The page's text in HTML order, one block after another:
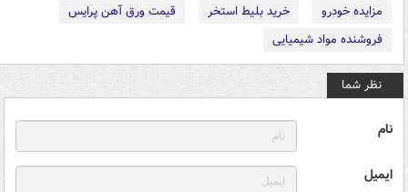
مزایده خودرو
خرید بلیط استخر
قیمت ورق آهن پرایس
فروشنده مواد شیمیایی
نظر شما
نام
ایمیل